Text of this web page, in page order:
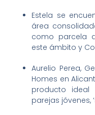
Estela se
área
como parcela
este ámbito y
Aurelio Perea,
Homes en
producto ideal
parejas jóvenes,